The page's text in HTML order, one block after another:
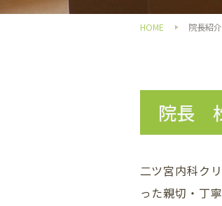
HOME 院長紹介
院長
二ツ宮内科ク
った親切・丁